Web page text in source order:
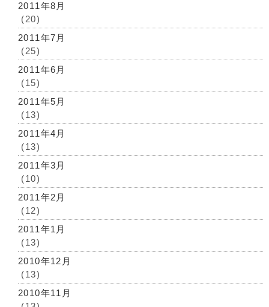
2011年8月
(20)
2011年7月
(25)
2011年6月
(15)
2011年5月
(13)
2011年4月
(13)
2011年3月
(10)
2011年2月
(12)
2011年1月
(13)
2010年12月
(13)
2010年11月